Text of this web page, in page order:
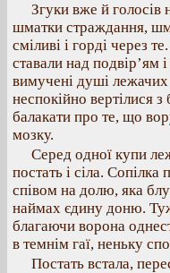
Згуки вже й голосів
шматки страждання,
сміливі і горді через
ставали над
вимучені душі лежачих
неспокійно вертілися
балакати про те, що
мозку.
Серед одної купи
постать і сіла.
співом на долю, яка
наймах єдину доню.
благаючи ворона
в темнім гаї, неньку
Постать встала,